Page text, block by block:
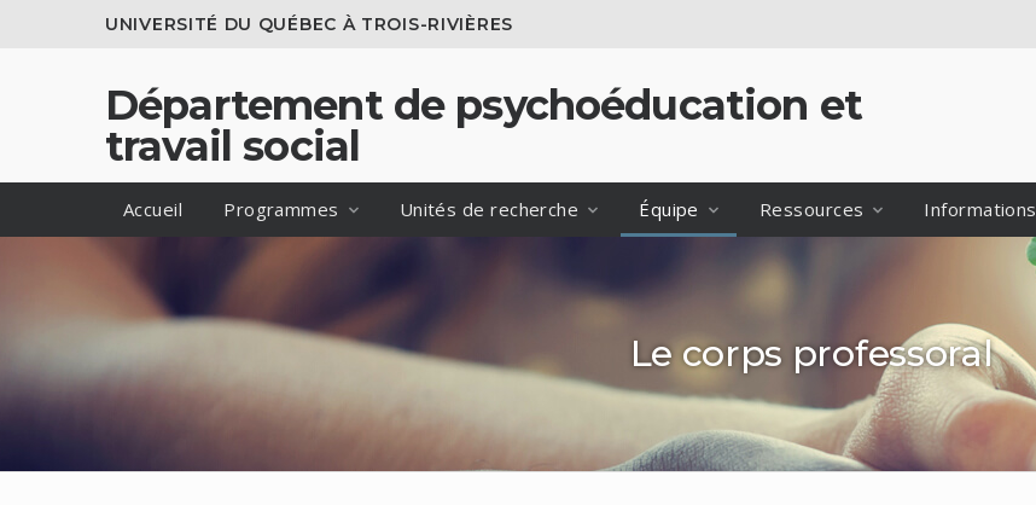
UNIVERSITÉ DU QUÉBEC À TROIS-RIVIÈRES
Département de psychoéducation et
travail social
Accueil Programmes Unités de recherche Équipe Ressources Informations
Le corps professoral